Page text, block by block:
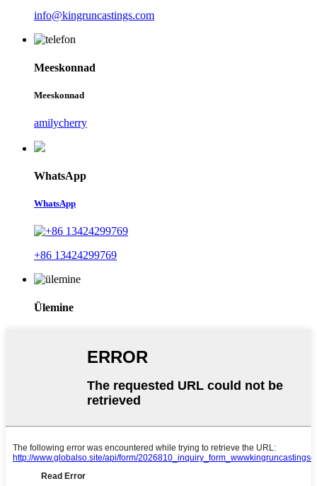
info@kingruncastings.com
Meeskonnad
Meeskonnad
amilycherry
WhatsApp
WhatsApp
+86 13424299769
Ülemine